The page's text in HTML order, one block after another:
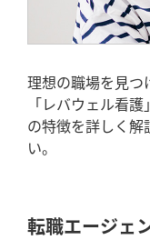
理想の職場を見つ
「レバウェル看
の特徴を詳しく解
い。
転職エージェ